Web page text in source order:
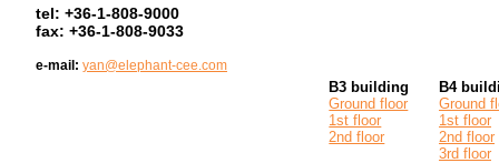
tel: +36-1-808-9000
fax: +36-1-808-9033
e-mail: yan@elephant-cee.com
B3 building
Ground floor
1st floor
2nd floor
B4
Ground
1st floor
2nd floor
3rd floor